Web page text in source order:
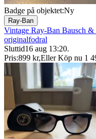
Badge på objektet:Ny
Ray-Ban
Vintage Ray-Ban Bausch
originalfodral
Sluttid16 aug 13:20.
Pris:899 kr,Eller Köp nu 1